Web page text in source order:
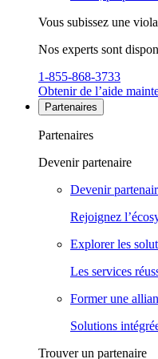
Vous subissez une
Nos experts sont
1-855-868-3733
Obtenir de l’aide
Partenaires
Partenaires
Devenir partenaire
Devenir
Rejoignez
Explorer les
Les services
Former une
Solutions
Trouver un partenaire